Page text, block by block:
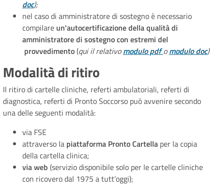
doc);
nel caso di amministratore di sostegno è necessario
compilare un'autocertificazione della qualità di
amministratore di sostegno con estremi del
provvedimento(qui il relativomodulo pdf omodulo doc)
Modalità di ritiro
Il ritiro di cartelle cliniche, referti ambulatoriali, referti di
diagnostica, referti di Pronto Soccorso può avvenire secondo
una delle seguenti modalità:
via FSE
attraverso la piattaforma Pronto Cartella per la copia
della cartella clinica;
via web (servizio disponibile solo per le cartelle cliniche
con ricovero dal 1975 a tutt’oggi);